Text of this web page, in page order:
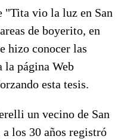
"Tita vio la luz en San
de boyerito, en
hizo conocer las
la página Web
esta tesis.
un vecino de San
los 30 años registró